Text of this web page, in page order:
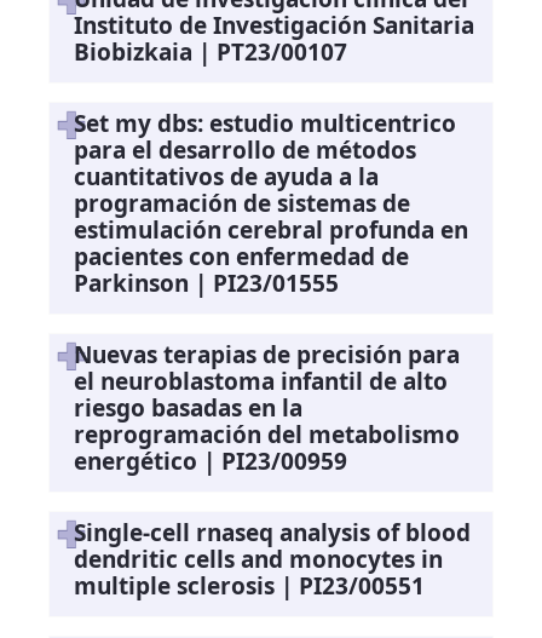
Instituto de Investigación Sanitaria
Biobizkaia | PT23/00107
Set my dbs: estudio multicentrico
para el desarrollo de métodos
cuantitativos de ayuda a la
programación de sistemas de
estimulación cerebral profunda en
pacientes con enfermedad de
Parkinson | PI23/01555
Nuevas terapias de precisión para
el neuroblastoma infantil de alto
riesgo basadas en la
reprogramación del metabolismo
energético | PI23/00959
Single-cell rnaseq analysis of blood
dendritic cells and monocytes in
multiple sclerosis | PI23/00551